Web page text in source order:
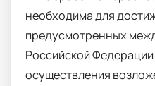
необходима для
предусмотренных
Российской
осуществления